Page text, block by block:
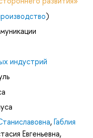
)
индустрий
,Габлия
Евгеньевна,